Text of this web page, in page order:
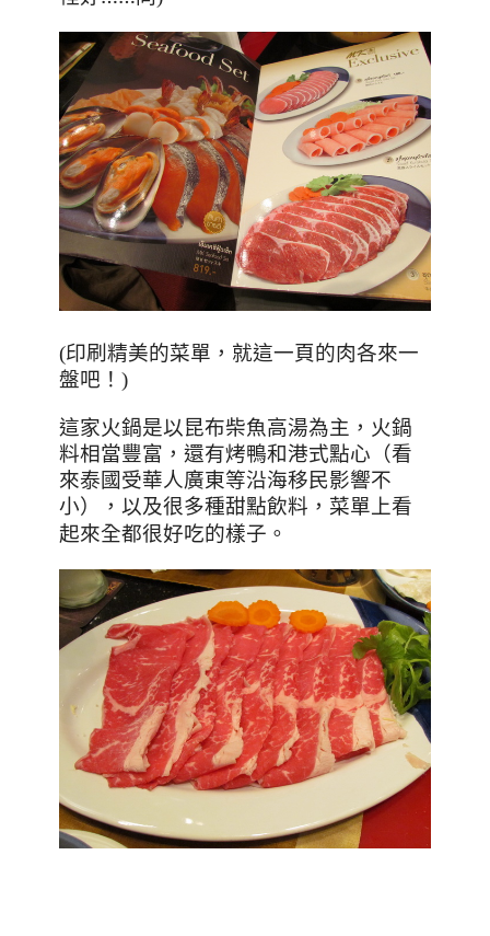
(印刷精美的菜單 ， 就這一頁的肉各來一
盤吧！)
這家火鍋是以昆布柴魚高湯為主，火鍋
料相當豐富，還有烤鴨和港式點心（看
來泰國受華人廣東等沿海移民影響不
小），以及很多種甜點飲料，菜單上看
起來全都很好吃的樣子 。